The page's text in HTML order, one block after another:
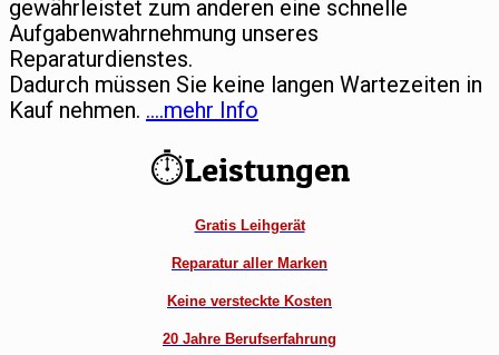
gewährleistet zum anderen eine schnelle
Aufgabenwahrnehmung unseres
Reparaturdienstes.
Dadurch müssen Sie keine langen Wartezeiten in
Kauf nehmen. ….mehr Info
⏱Leistungen
Gratis Leihgerät
Reparatur aller Marken
Keine versteckte Kosten
20 Jahre Berufserfahrung